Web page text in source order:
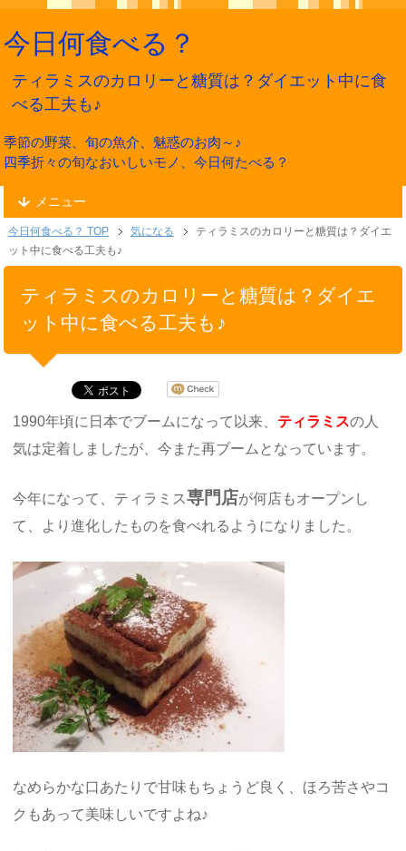
今日何食べる？
ティラミスのカロリーと糖質は？ダイエット中に食
べる工夫も♪
季節の野菜、旬の魚介、魅惑のお肉～♪
四季折々の旬なおいしいモノ、今日何たべる？
メニュー
今日何食べる？ TOP 気になる
ティラミスのカロリーと糖質は？ダイエ
ット中に食べる工夫も♪
ティラミスのカロリーと糖質は？ダイエ
ット中に食べる工夫も♪
1990年頃に日本でブームになって以来、 ティラミスの人
気は定着しましたが、今また再ブームとなっています。
今年になって、ティラミス専門店が何店もオープンし
て、より進化したものを食べれるようになりました。
なめらかな口あたりで甘味もちょうど良く、ほろ苦さやコ
クもあって美味しいですよね♪